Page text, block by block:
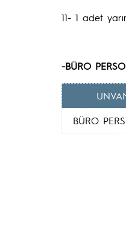
11- 1 adet
-BÜRO
BÜRO